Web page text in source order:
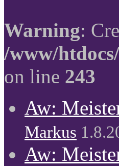
Warning:
/www/
on line 243
Aw:
Markus
Aw: